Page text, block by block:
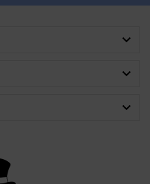


